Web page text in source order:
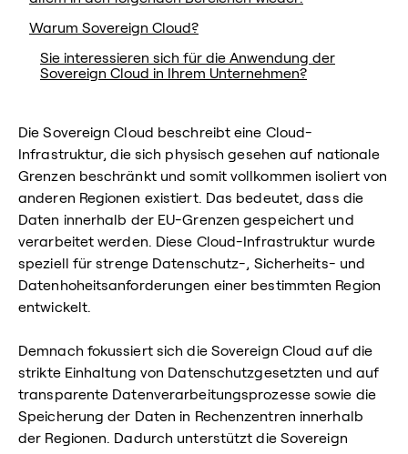
Warum Sovereign Cloud?
Sie interessieren sich für die Anwendung der
Sovereign Cloud in Ihrem Unternehmen?
Die Sovereign Cloud beschreibt eine Cloud-
Infrastruktur, die sich physisch gesehen auf nationale
Grenzen beschränkt und somit vollkommen isoliert von
anderen Regionen existiert. Das bedeutet, dass die
Daten innerhalb der EU-Grenzen gespeichert und
verarbeitet werden. Diese Cloud-Infrastruktur wurde
speziell für strenge Datenschutz-, Sicherheits- und
Datenhoheitsanforderungen einer bestimmten Region
entwickelt.
Demnach fokussiert sich die Sovereign Cloud auf die
strikte Einhaltung von Datenschutzgesetzten und auf
transparente Datenverarbeitungsprozesse sowie die
Speicherung der Daten in Rechenzentren innerhalb
der Regionen. Dadurch unterstützt die Sovereign